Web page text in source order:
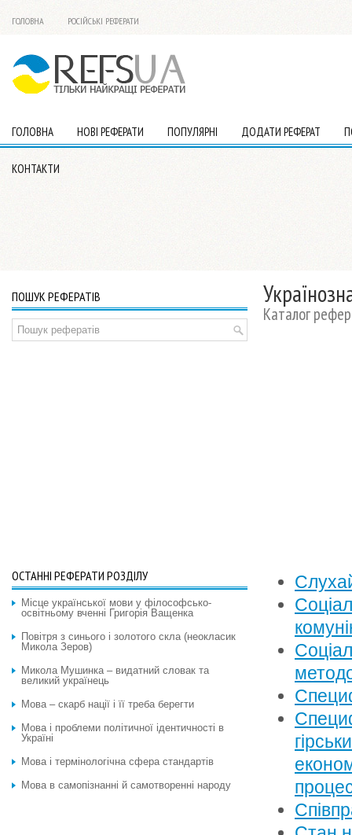
ГОЛОВНА РОСІЙСЬКІ РЕФЕРАТИ
ГОЛОВНА НОВІ РЕФЕРАТИ ПОПУЛЯРНІ ДОДАТИ РЕФЕРАТ
КОНТАКТИ
Каталог
ПОШУК РЕФЕРАТІВ
ОСТАННІ РЕФЕРАТИ РОЗДІЛУ
Місце української мови у філософсько-
освітньому вченні Григорія Ващенка
Повітря з синього і золотого скла (неокласик
Микола Зеров)
Микола Мушинка – видатний словак та
великий українець
Мова – скарб нації і її треба берегти
Мова і проблеми політичної ідентичності в
Україні
Мова і термінологічна сфера стандартів
Мова в самопізнанні й самотворенні народу